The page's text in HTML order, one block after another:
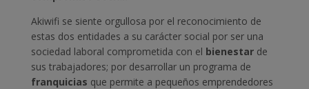
Akiwifi se siente orgullosa por el reconocimiento de
estas dos entidades a su carácter social por ser una
sociedad laboral comprometida con el bienestarde
sus trabajadores; por desarrollar un programa de
franquicias que permite a pequeños emprendedores